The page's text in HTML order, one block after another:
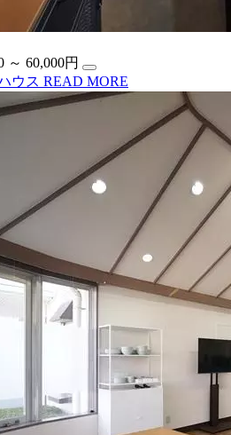
～ 60,000円
ウス READ MORE